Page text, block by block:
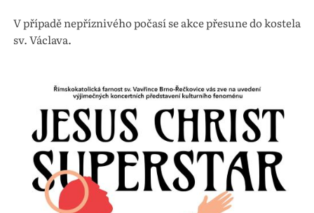
V případě nepříznivého počasí se akce přesune do kostela
sv. Václava.